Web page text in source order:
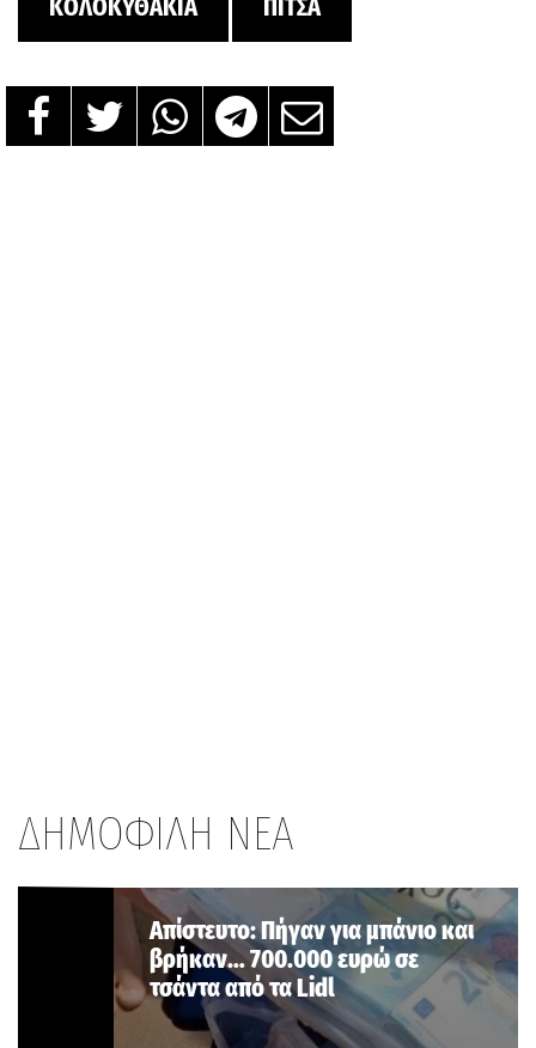
ΚΟΛΟΚΥΘΑΚΙΑ ΠΙΤΣΑ
ΔΗΜΟΦΙΛΗ ΝΕΑ
Aπίστευτο: Πήγαν για μπάνιο και
βρήκαν… 700.000 ευρώ σε
τσάντα από τα Lidl